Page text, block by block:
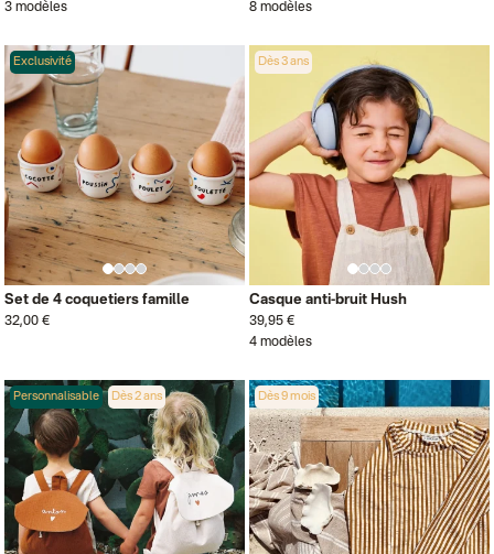
3 modèles
8 modèles
Exclusivité
Set de 4 coquetiers famille
32,00 €
Dès 3 ans
Casque anti-bruit Hush
39,95 €
4 modèles
Dès 2 ans
Personnalisable Dès 9 mois